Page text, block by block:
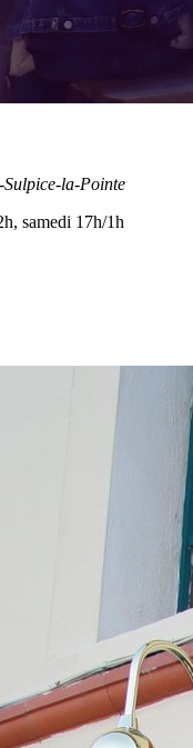
Sulpice-la-Pointe
samedi 17h/1h